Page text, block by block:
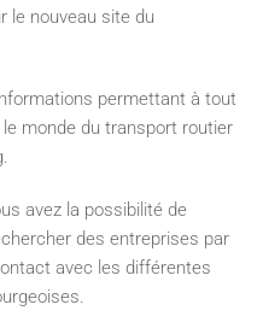
le nouveau site du
permettant à tout
monde du transport routier
avez la possibilité de
des entreprises par
avec les différentes